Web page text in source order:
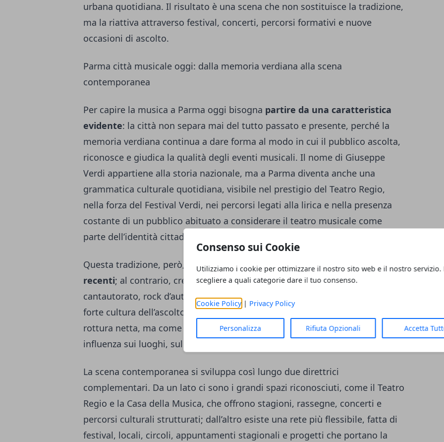
Consenso sui Cookie
Utilizziamo i cookie per ottimizzare il nostro sito web e il nostro servizio.
scegliere a quali categorie dare il tuo consenso.
Cookie Policy| Privacy Policy
Personalizza Rifiuta Opzionali Accetta
urbana quotidiana. Il risultato è una scena che non sostituisce la tradizione,
ma la riattiva attraverso festival, concerti, percorsi formativi e nuove
occasioni di ascolto.
Parma città musicale oggi: dalla memoria verdiana alla scena
contemporanea
Per capire la musica a Parma oggi bisogna partire da una caratteristica
evidente: la città non separa mai del tutto passato e presente, perché la
memoria verdiana continua a dare forma al modo in cui il pubblico ascolta,
riconosce e giudica la qualità degli eventi musicali. Il nome di Giuseppe
Verdi appartiene alla storia nazionale, ma a Parma diventa anche una
grammatica culturale quotidiana, visibile nel prestigio del Teatro Regio,
nella forza del Festival Verdi, nei percorsi legati alla lirica e nella presenza
costante di un pubblico abituato a considerare il teatro musicale come
parte dell’identità cittadina.
Questa tradizione, però, non impedisce alla città di accogliere linguaggi più
recenti; al contrario, crea un terreno esigente, dove anche jazz,
cantautorato, rock d’autore e sperimentazione devono confrontarsi con una
forte cultura dell’ascolto. Parma non vive la modernità musicale come
rottura netta, ma come dialogo con una storia che continua a esercitare
influenza sui luoghi, sulle istituzioni e sulle aspettative del pubblico.
La scena contemporanea si sviluppa così lungo due direttrici
complementari. Da un lato ci sono i grandi spazi riconosciuti, come il Teatro
Regio e la Casa della Musica, che offrono stagioni, rassegne, concerti e
percorsi culturali strutturati; dall’altro esiste una rete più flessibile, fatta di
festival, locali, circoli, appuntamenti stagionali e progetti che portano la